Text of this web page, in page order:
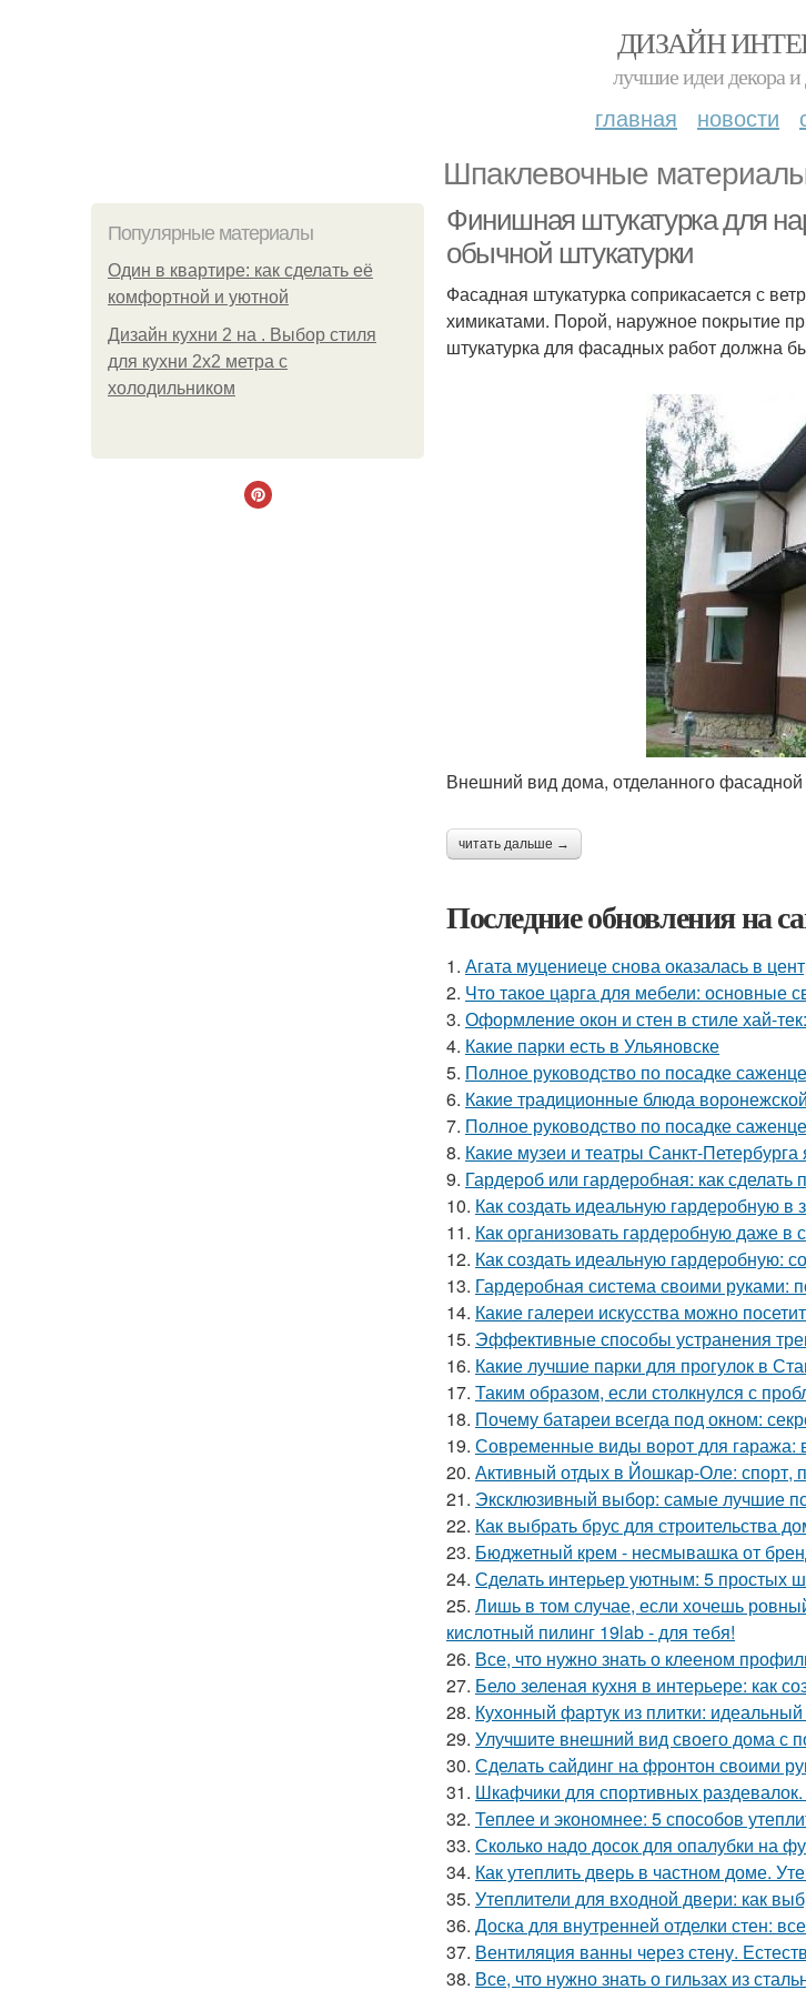
ДИЗАЙН
лучшие идеи декора и
главная новости
Шпаклевочные
Популярные материалы
Один в квартире: как сделать её
комфортной и уютной
Дизайн кухни 2 на . Выбор стиля
для кухни 2х2 метра с
холодильником
Финишная штукатурка для
обычной штукатурки
Фасадная штукатурка соприкасается с
химикатами. Порой, наружное покрытие
штукатурка для фасадных работ должна
Внешний вид дома, отделанного фасадной
читать дальше →
Последние обновления на
1. Агата муцениеце снова оказалась в
2. Что такое царга для мебели: основные
3. Оформление окон и стен в стиле хай-
4. Какие парки есть в Ульяновске
5. Полное руководство по посадке
6. Какие традиционные блюда
7. Полное руководство по посадке
8. Какие музеи и театры Санкт-
9. Гардероб или гардеробная: как
10. Как создать идеальную гардеробную в
11. Как организовать гардеробную даже в
12. Как создать идеальную гардеробную:
13. Гардеробная система своими руками:
14. Какие галереи искусства можно
15. Эффективные способы устранения
16. Какие лучшие парки для прогулок в
17. Таким образом, если столкнулся с
18. Почему батареи всегда под окном:
19. Современные виды ворот для гаража:
20. Активный отдых в Йошкар-Оле: спорт,
21. Эксклюзивный выбор: самые лучшие
22. Как выбрать брус для строительства
23. Бюджетный крем - несмывашка от
24. Сделать интерьер уютным: 5 простых
25. Лишь в том случае, если хочешь
кислотный пилинг 19lab - для тебя!
26. Все, что нужно знать о клееном
27. Бело зеленая кухня в интерьере: как
28. Кухонный фартук из плитки:
29. Улучшите внешний вид своего дома
30. Сделать сайдинг на фронтон своими
31. Шкафчики для спортивных
32. Теплее и экономнее: 5 способов
33. Сколько надо досок для опалубки на
34. Как утеплить дверь в частном доме.
35. Утеплители для входной двери: как
36. Доска для внутренней отделки стен:
37. Вентиляция ванны через стену.
38. Все, что нужно знать о гильзах из